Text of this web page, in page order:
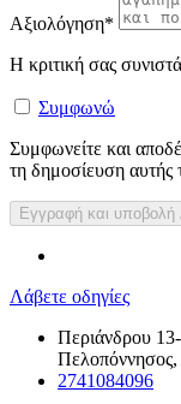
Αξιολόγηση*
Η κριτική σας
Συμφωνώ
Συμφωνείτε και
τη δημοσίευση αυτής
Λάβετε οδηγίες
Περιάνδρου
2741084096